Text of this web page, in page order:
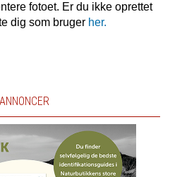
fotoet. Er du ikke oprettet
dig som bruger her.
ANNONCER